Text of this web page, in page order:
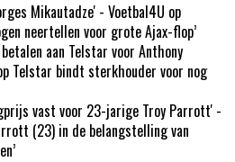
Mikautadze' - Voetbal4U op
neertellen voor grote Ajax-flop’
aan Telstar voor Anthony
Telstar bindt sterkhouder voor nog
vast voor 23-jarige Troy Parrott' -
(23) in de belangstelling van